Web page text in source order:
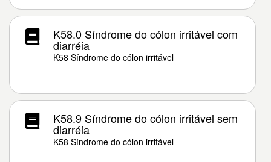
K58.0 Síndrome do cólon irritável com
diarréia
K58 Síndrome do cólon irritável
K58.9 Síndrome do cólon irritável sem
diarréia
K58 Síndrome do cólon irritável